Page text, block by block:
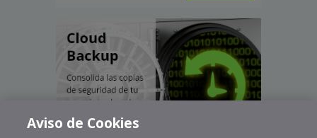
Aviso de Cookies